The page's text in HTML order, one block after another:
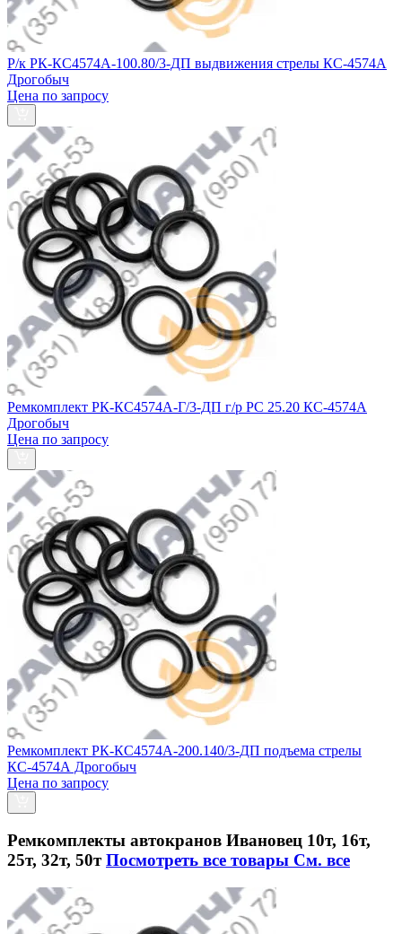
Р/к РК-КС4574А-100.80/3-ДП выдвижения стрелы КС-4574А
Дрогобыч
Цена по запросу
Ремкомплект РК-КС4574А-Г/3-ДП г/р РС 25.20 КС-4574А
Дрогобыч
Цена по запросу
Ремкомплект РК-КС4574А-200.140/3-ДП подъема стрелы
КС-4574А Дрогобыч
Цена по запросу
Ремкомплекты автокранов Ивановец 10т, 16т,
25т, 32т, 50тПосмотреть все товары См. все